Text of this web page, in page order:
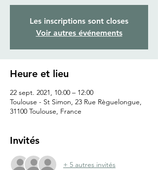
Les inscriptions sont closes
Voir autres événements
Heure et lieu
22 sept. 2021, 10:00 – 12:00
Toulouse - St Simon, 23 Rue Règuelongue,
31100 Toulouse, France
Invités
+ 5 autres invités